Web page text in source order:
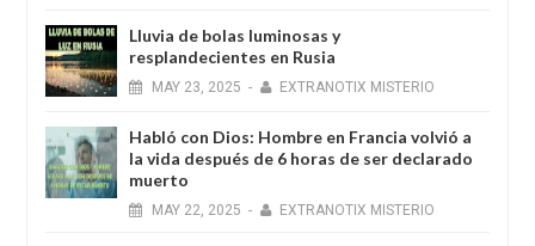
Lluvia de bolas luminosas y
resplandecientes en Rusia
MAY 23, 2025 - EXTRANOTIX MISTERIO
Habló con Dios: Hombre en Francia volvió a
la vida después de 6 horas de ser declarado
muerto
MAY 22, 2025 - EXTRANOTIX MISTERIO